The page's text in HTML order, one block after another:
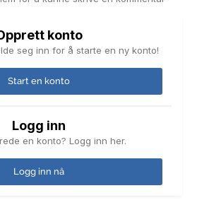
konto
seg inn for å starte en ny konto!
Start en konto
Logg inn
en konto? Logg inn her.
Logg inn nå